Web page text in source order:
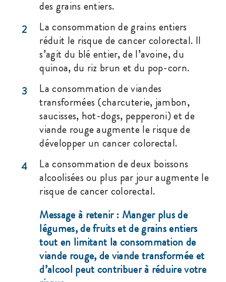
des grains entiers.
2
La consommation de grains entiers
réduit le risque de cancer colorectal. Il
s’agit du blé entier, de l’avoine, du
quinoa, du riz brun et du pop-corn.
3
La consommation de viandes
transformées (charcuterie, jambon,
saucisses, hot-dogs, pepperoni) et de
viande rouge augmente le risque de
développer un cancer colorectal.
4
La consommation de deux boissons
alcoolisées ou plus par jour augmente le
risque de cancer colorectal.
Message à retenir : Manger plus de
légumes, de fruits et de grains entiers
tout en limitant la consommation de
viande rouge, de viande transformée et
d’alcool peut contribuer à réduire votre